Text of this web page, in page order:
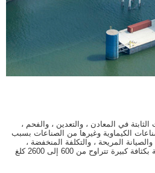
في المعادن ، والتعدين ، والفحم ،
الكيماوية وغيرها من الصناعات بسبب
المريحة ، والتكلفة المنخفضة ،
والتنوع العالي. مواد سائبة مختلفة بكثافة كبيرة تتراوح من 600 إلى 2600 كلغ